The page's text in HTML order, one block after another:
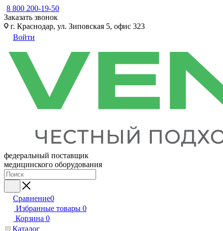
8 800 200-19-50
Заказать звонок
г. Краснодар, ул. Зиповская 5, офис 323
Войти
федеральный поставщик
медицинского оборудования
Сравнение0
Избранные товары 0
Корзина 0
Каталог